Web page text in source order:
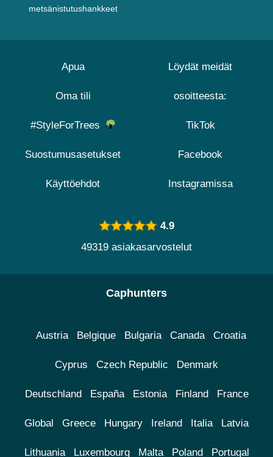
metsänistutushankkeet
Apua
Oma tili
#StyleForTrees
Suostumusasetukset
Käyttöehdot
Löydät meidät
osoitteesta:
TikTok
Facebook
Instagramissa
4.9
49319 asiakasarvostelut
Caphunters
Austria Belgique Bulgaria Canada Croatia
Cyprus Czech Republic Denmark
Deutschland España Estonia Finland France
Global Greece Hungary Ireland Italia Latvia
Lithuania Luxembourg Malta Poland Portugal